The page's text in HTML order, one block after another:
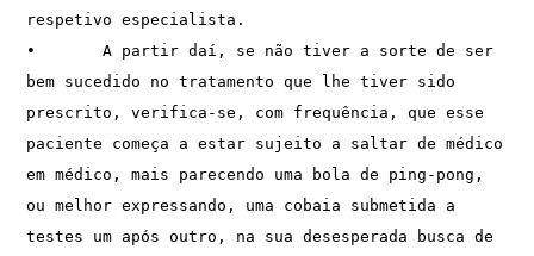
respetivo especialista.
•	A partir daí, se não tiver a sorte de ser
bem sucedido no tratamento que lhe tiver sido
prescrito, verifica-se, com frequência, que esse
paciente começa a estar sujeito a saltar de médico
em médico, mais parecendo uma bola de ping-pong,
ou melhor expressando, uma cobaia submetida a
testes um após outro, na sua desesperada busca de